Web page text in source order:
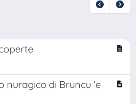
nuragico di Bruncu ‘e